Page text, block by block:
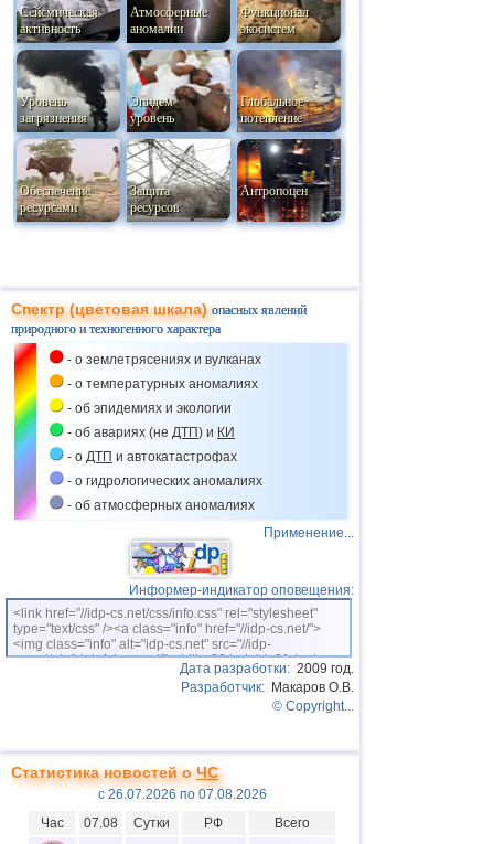
Сейсмическая
активность
Атмосферные
аномалии
Функционал
экосистем
Уровень
загрязнения
Эпидем
уровень
Глобальное
потепление
Обеспечение
ресурсами
Защита
ресурсов
Антропоцен
Спектр (цветовая шкала)опасных явлений
природного и техногенного характера
- о землетрясениях и вулканах
- о температурных аномалиях
- об эпидемиях и экологии
- об авариях (не ДТП) и КИ
- о ДТП и автокатастрофах
- о гидрологических аномалиях
- об атмосферных аномалиях
Применение...
Информер-индикатор оповещения:
<link href="//idp-cs.net/css/info.css" rel="stylesheet"
type="text/css" /><a class="info" href="//idp-cs.net/">
<img class="info" alt="idp-cs.net" src="//idp-
cs.net/pix/idpinfok_sm.gif" width=88 height=31 /></a>
Дата разработки: 2009 год.
Разработчик: Макаров О.В.
© Copyright...
Статистика новостей оЧС
с 26.07.2026 по 07.08.2026
Час
07.08 Сутки РФ Всего